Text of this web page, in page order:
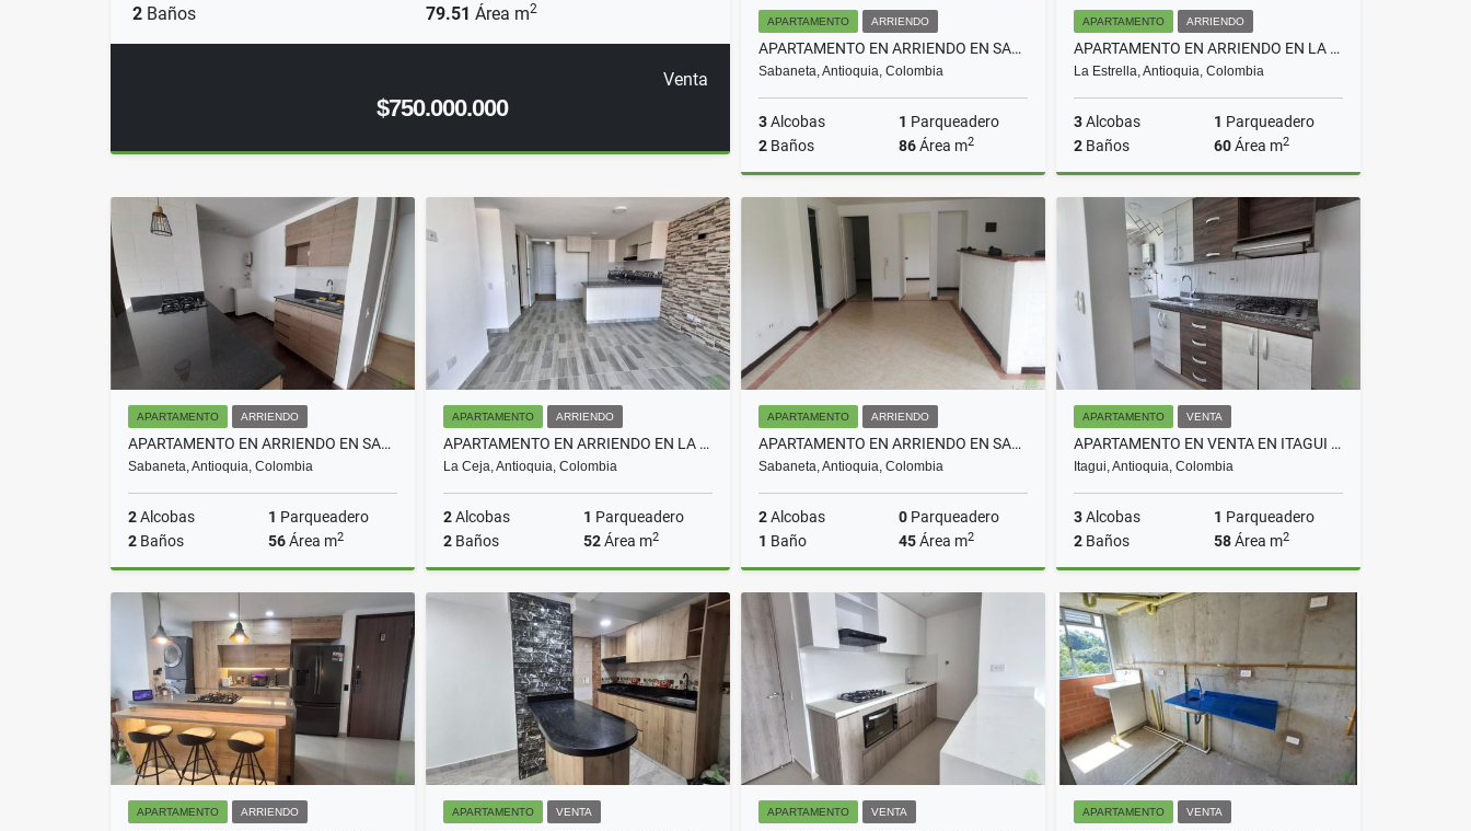
2 Baños 79.51 Área m2
Venta
$750.000.000
APARTAMENTO ARRIENDO
APARTAMENTO EN ARRIENDO EN SABANETA COD 10314
Sabaneta, Antioquia, Colombia
3Alcobas 1 Parqueadero
2 Baños 86Área m2
Arriendo
APARTAMENTO ARRIENDO
APARTAMENTO EN ARRIENDO EN LA ESTRELLA COD 10728
La Estrella, Antioquia, Colombia
3Alcobas 1 Parqueadero
2 Baños 60Área m2
Arriendo
$2.400.000
APARTAMENTO ARRIENDO
APARTAMENTO EN ARRIENDO EN SABANETA COD 10686
Sabaneta, Antioquia, Colombia
2Alcobas 1 Parqueadero
2 Baños 56Área m2
$3.000.000
APARTAMENTO ARRIENDO
APARTAMENTO EN ARRIENDO EN LA CEJA COD 10754
La Ceja, Antioquia, Colombia
2Alcobas 1 Parqueadero
2 Baños 52Área m2
Arriendo
$2.000.000
APARTAMENTO ARRIENDO
APARTAMENTO EN ARRIENDO EN SABANETA COD 5733
Sabaneta, Antioquia, Colombia
2Alcobas 0 Parqueadero
1 Baño 45Área m2
Arriendo
$2.100.000
APARTAMENTO VENTA
APARTAMENTO EN VENTA EN ITAGUI COD 10669
Itagui, Antioquia, Colombia
3Alcobas 1 Parqueadero
2 Baños 58Área m2
Venta
APARTAMENTO ARRIENDO APARTAMENTO VENTA APARTAMENTO VENTA APARTAMENTO VENTA